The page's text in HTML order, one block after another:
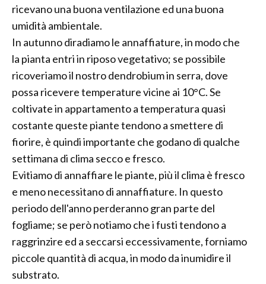
ricevano una buona ventilazione ed una buona
umidità ambientale.
In autunno diradiamo le annaffiature, in modo che
la pianta entri in riposo vegetativo; se possibile
ricoveriamo il nostro dendrobium in serra, dove
possa ricevere temperature vicine ai 10°C. Se
coltivate in appartamento a temperatura quasi
costante queste piante tendono a smettere di
fiorire, è quindi importante che godano di qualche
settimana di clima secco e fresco.
Evitiamo di annaffiare le piante, più il clima è fresco
e meno necessitano di annaffiature. In questo
periodo dell'anno perderanno gran parte del
fogliame; se però notiamo che i fusti tendono a
raggrinzire ed a seccarsi eccessivamente, forniamo
piccole quantità di acqua, in modo da inumidire il
substrato.